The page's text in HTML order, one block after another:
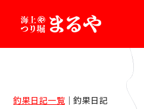
釣果日記一覧｜釣果日記